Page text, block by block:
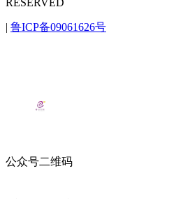
RESERVED
| 鲁ICP备09061626号
公众号二维码